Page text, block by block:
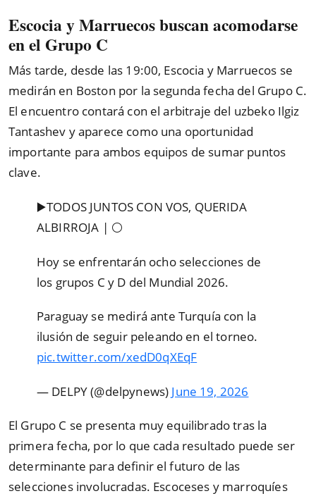
Escocia y Marruecos buscan acomodarse
en el Grupo C
Más tarde, desde las 19:00, Escocia y Marruecos se
medirán en Boston por la segunda fecha del Grupo C.
El encuentro contará con el arbitraje del uzbeko Ilgiz
Tantashev y aparece como una oportunidad
importante para ambos equipos de sumar puntos
clave.
▶️TODOS JUNTOS CON VOS, QUERIDA
ALBIRROJA | ​⚪
Hoy se enfrentarán ocho selecciones de
los grupos C y D del Mundial 2026.
Paraguay se medirá ante Turquía con la
ilusión de seguir peleando en el torneo.
pic.twitter.com/xedD0qXEqF
— DELPY (@delpynews) June 19, 2026
El Grupo C se presenta muy equilibrado tras la
primera fecha, por lo que cada resultado puede ser
determinante para definir el futuro de las
selecciones involucradas. Escoceses y marroquíes